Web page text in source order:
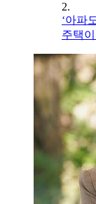
2.
‘아파
주택